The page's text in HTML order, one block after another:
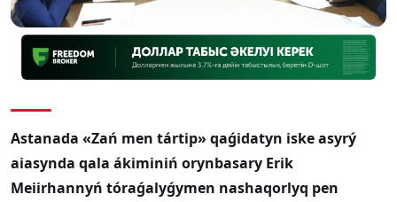
Astanada «Zań men tártip» qaǵidatyn iske asyrý
aiasynda qala ákiminiń orynbasary Erik
Meiirhannyń tóraǵalyǵymen nashaqorlyq pen